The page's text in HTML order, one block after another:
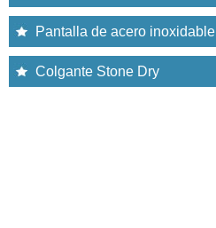
Pantalla de acero inoxidable
Colgante Stone Dry